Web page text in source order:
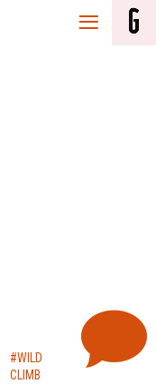
#WILD
CLIMB